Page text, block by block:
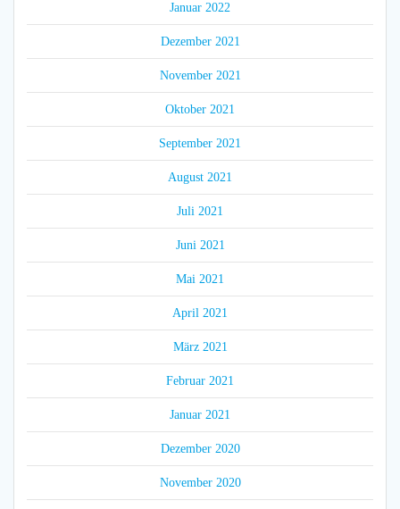
Januar 2022
Dezember 2021
November 2021
Oktober 2021
September 2021
August 2021
Juli 2021
Juni 2021
Mai 2021
April 2021
März 2021
Februar 2021
Januar 2021
Dezember 2020
November 2020